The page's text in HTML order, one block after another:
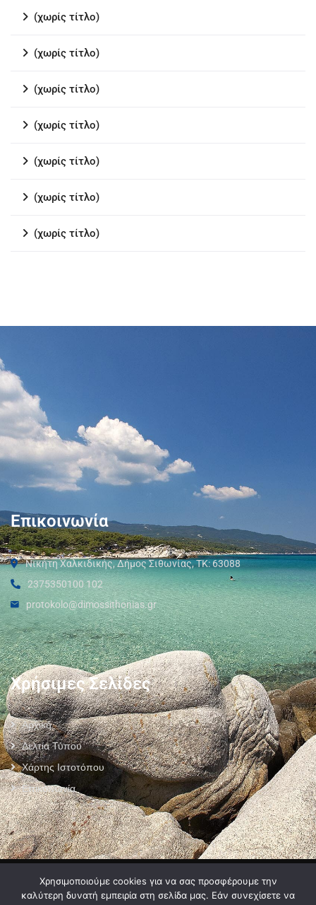
(χωρίς τίτλο)
(χωρίς τίτλο)
(χωρίς τίτλο)
(χωρίς τίτλο)
(χωρίς τίτλο)
(χωρίς τίτλο)
(χωρίς τίτλο)
Επικοινωνία
Νικήτη Χαλκιδικής, Δήμος Σιθωνίας, ΤΚ: 63088
2375350100 102
protokolo@dimossithonias.gr
Χρήσιμες Σελίδες
Αρχική
Δελτία Τύπου
Χάρτης Ιστοτόπου
Επικοινωνία
Όροι Χρήσης
Χρησιμοποιούμε cookies για να σας προσφέρουμε την
καλύτερη δυνατή εμπειρία στη σελίδα μας. Εάν συνεχίσετε να